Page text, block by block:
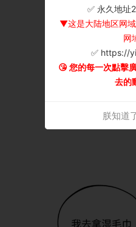
✅ 永久地址
▼这是大陆地区网
网
✅ https://
😘 您的每一次點擊
去的
朕知道